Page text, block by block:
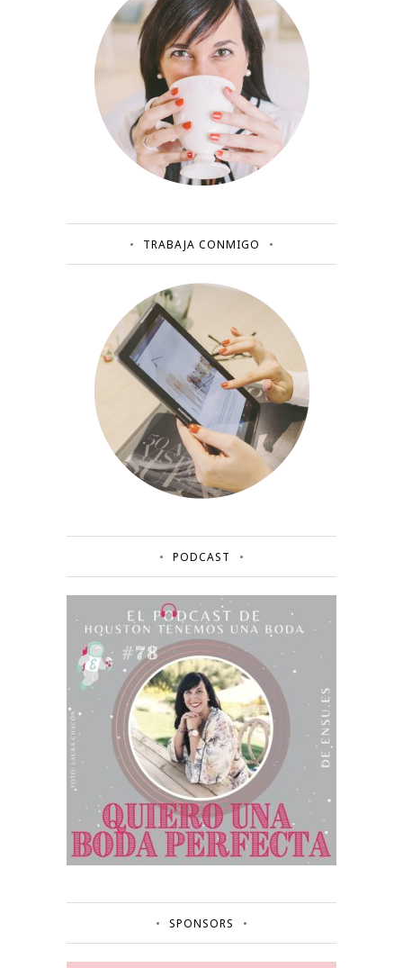
TRABAJA CONMIGO
PODCAST
SPONSORS